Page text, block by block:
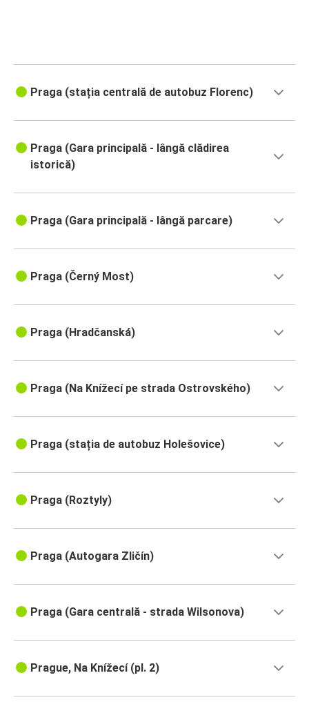
Praga (stația centrală de autobuz Florenc)
Praga (Gara principală - lângă clădirea
istorică)
Praga (Gara principală - lângă parcare)
Praga (Černý Most)
Praga (Hradčanská)
Praga (Na Knížecí pe strada Ostrovského)
Praga (stația de autobuz Holešovice)
Praga (Roztyly)
Praga (Autogara Zličín)
Praga (Gara centrală - strada Wilsonova)
Prague, Na Knížecí (pl. 2)